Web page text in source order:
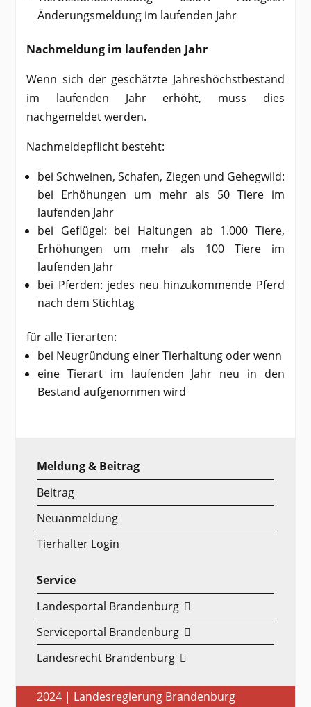
Änderungsmeldung im laufenden Jahr
Nachmeldung im laufenden Jahr
Wenn sich der geschätzte Jahreshöchstbestand
im laufenden Jahr erhöht, muss dies
nachgemeldet werden.
Nachmeldepflicht besteht:
bei Schweinen, Schafen, Ziegen und Gehegwild:
bei Erhöhungen um mehr als 50 Tiere im
laufenden Jahr
bei Geflügel: bei Haltungen ab 1.000 Tiere,
Erhöhungen um mehr als 100 Tiere im
laufenden Jahr
bei Pferden: jedes neu hinzukommende Pferd
nach dem Stichtag
für alle Tierarten:
bei Neugründung einer Tierhaltung oder wenn
eine Tierart im laufenden Jahr neu in den
Bestand aufgenommen wird
Meldung & Beitrag
Beitrag
Neuanmeldung
Tierhalter Login
Service
Landesportal Brandenburg
Serviceportal Brandenburg
Landesrecht Brandenburg
2024 | Landesregierung Brandenburg